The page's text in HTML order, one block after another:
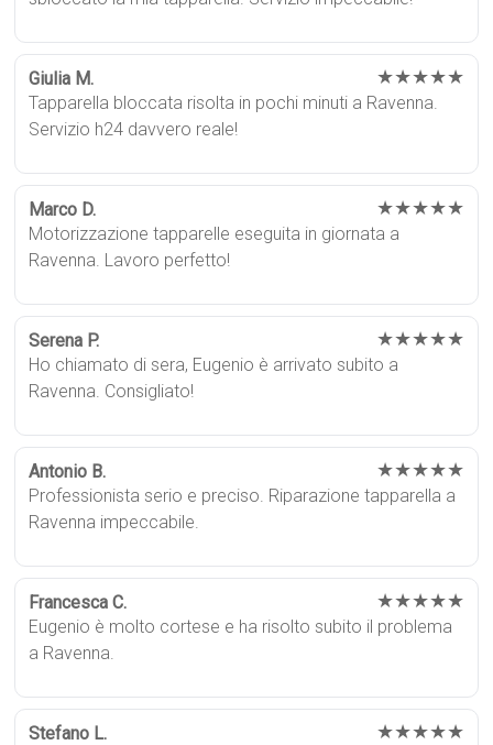
Giulia M. ★★★★★
Tapparella bloccata risolta in pochi minuti a Ravenna.
Servizio h24 davvero reale!
Marco D. ★★★★★
Motorizzazione tapparelle eseguita in giornata a
Ravenna. Lavoro perfetto!
Serena P. ★★★★★
Ho chiamato di sera, Eugenio è arrivato subito a
Ravenna. Consigliato!
Antonio B. ★★★★★
Professionista serio e preciso. Riparazione tapparella a
Ravenna impeccabile.
Francesca C. ★★★★★
Eugenio è molto cortese e ha risolto subito il problema
a Ravenna.
Stefano L. ★★★★★